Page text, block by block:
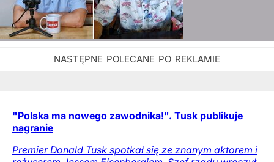
"Polska ma nowego zawodnika!". Tusk publikuje
nagranie
Premier Donald Tusk spotkał się ze znanym aktorem i